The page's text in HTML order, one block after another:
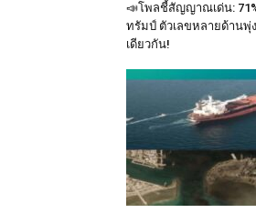
📣โพลชี้สัญญาณเด่น:
ทรัมป์ ตัวเลขหลายด้านพุ่
เดียวกัน!